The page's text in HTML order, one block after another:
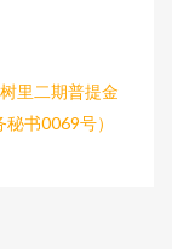
里二期普提金
书0069号）